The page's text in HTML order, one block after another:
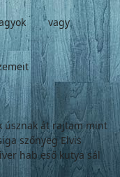
vagy
át rajtam mint
szőnyeg Elvis
hab eső kutya sál